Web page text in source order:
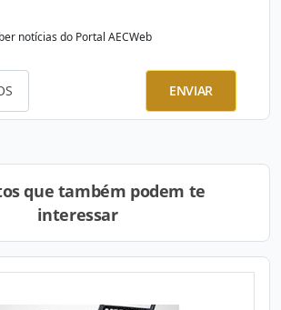
notícias do Portal AECWeb
ENVIAR
que também podem te
interessar